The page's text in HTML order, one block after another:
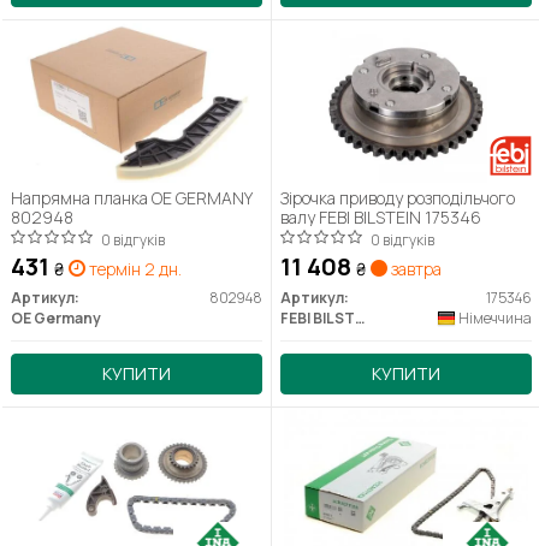
Напрямна планка OE GERMANY
802948
0 відгуків
431 ₴ термін 2 дн.
Артикул:
802948
OE Germany
КУПИТИ
Зірочка приводу розподільчого
валу FEBI BILSTEIN 175346
0 відгуків
11 408 ₴ завтра
Артикул:
175346
FEBI BILSTEIN
Німеччина
КУПИТИ